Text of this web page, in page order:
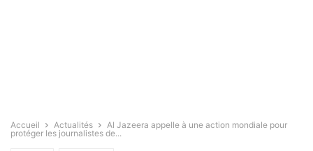
Accueil Actualités
Al Jazeera appelle à une action mondiale pour
protéger les journalistes de...